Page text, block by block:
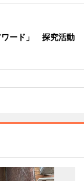
ワード」 探究活動